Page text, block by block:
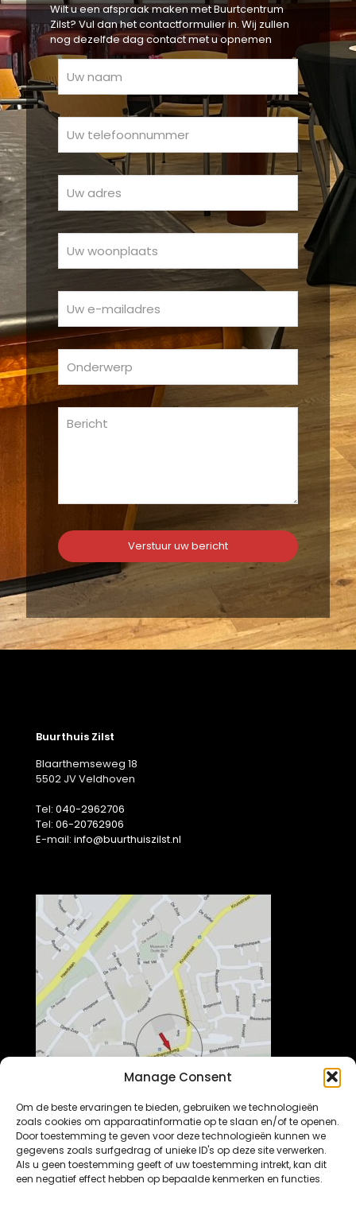
Manage Consent
Om de beste ervaringen te bieden, gebruiken we technologieën
zoals cookies om apparaatinformatie op te slaan en/of te openen.
Door toestemming te geven voor deze technologieën kunnen we
gegevens zoals surfgedrag of unieke ID's op deze site verwerken.
Als u geen toestemming geeft of uw toestemming intrekt, kan dit
een negatief effect hebben op bepaalde kenmerken en functies.
Wilt u een afspraak maken met Buurtcentrum
Zilst? Vul dan het contactformulier in. Wij zullen
nog dezelfde dag contact met u opnemen
Buurthuis Zilst
Blaarthemseweg 18
5502 JV Veldhoven
Tel: 040-2962706
Tel: 06-20762906
E-mail: info@buurthuiszilst.nl